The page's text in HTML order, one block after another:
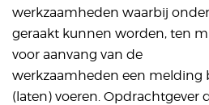
werkzaamheden waarbij
geraakt kunnen worden, ten
voor aanvang van de
werkzaamheden een melding
(laten) voeren. Opdrachtgever